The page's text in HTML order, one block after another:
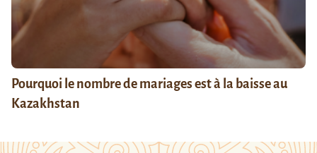
Pourquoi le nombre de mariages est à la baisse au
Kazakhstan